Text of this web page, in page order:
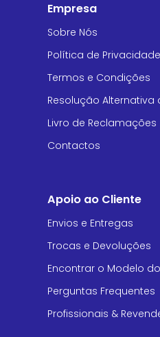
Empresa
Sobre Nós
Política de Privacidade
Termos e Condições
Resolução Alternativa
Livro de Reclamações
Contactos
Apoio ao Cliente
Envios e Entregas
Trocas e Devoluções
Encontrar o Modelo
Perguntas Frequentes
Profissionais &